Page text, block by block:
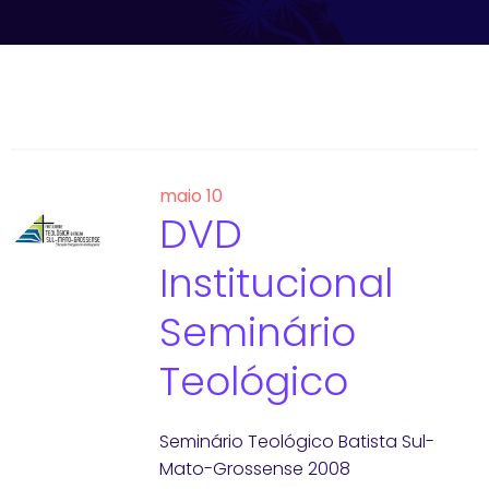
maio 10
DVD
Institucional
Seminário
Teológico
Seminário Teológico Batista Sul-
Mato-Grossense 2008